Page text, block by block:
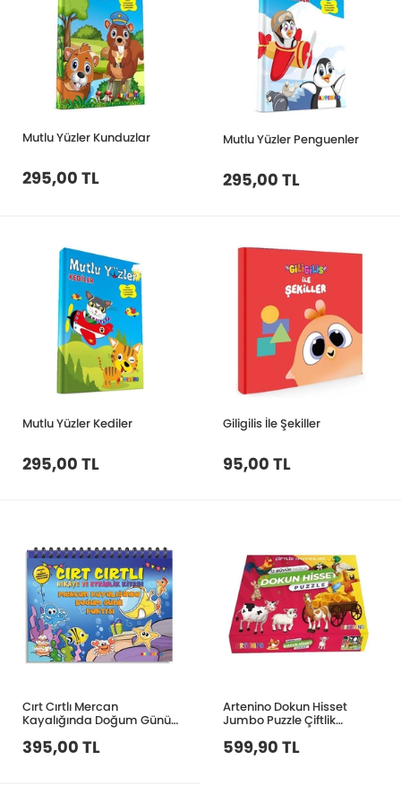
Mutlu Yüzler Kunduzlar
295,00 TL
Mutlu Yüzler Penguenler
295,00 TL
Mutlu Yüzler Kediler
295,00 TL
Giligilis İle Şekiller
95,00 TL
Cırt Cırtlı Mercan
Kayalığında Doğum Günü
395,00 TL
Artenino Dokun Hisset
Jumbo Puzzle Çiftlik
599,90 TL